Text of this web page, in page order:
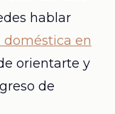
hablar
en
orientarte y
de